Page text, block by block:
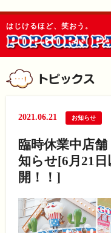
はじけるほど、笑おう。
2021.06.21 お知らせ
臨時休業中店
知らせ[6月21
開！！]